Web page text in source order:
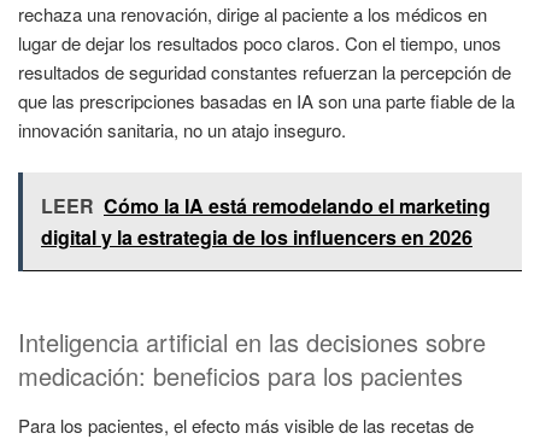
rechaza una renovación, dirige al paciente a los médicos en
lugar de dejar los resultados poco claros. Con el tiempo, unos
resultados de seguridad constantes refuerzan la percepción de
que las prescripciones basadas en IA son una parte fiable de la
innovación sanitaria, no un atajo inseguro.
LEER Cómo la IA está remodelando el marketing
digital y la estrategia de los influencers en 2026
Inteligencia artificial en las decisiones sobre
medicación: beneficios para los pacientes
Para los pacientes, el efecto más visible de las recetas de